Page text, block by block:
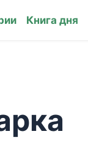
Книга дня